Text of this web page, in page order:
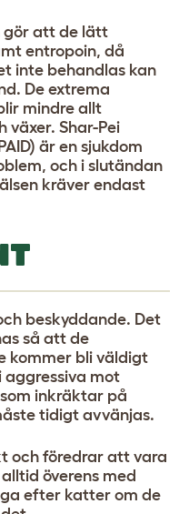
gör att de lätt
entropoin, då
inte behandlas kan
De extrema
mindre allt
växer. Shar-Pei
är en sjukdom
och i slutändan
kräver endast
beskyddande. Det
så att de
kommer bli väldigt
aggressiva mot
inkräktar på
tidigt avvänjas.
och föredrar att vara
överens med
efter katter om de